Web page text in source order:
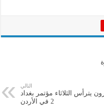
التالي
يترأس الثلاثاء مؤتمر بغداد
2 في الأردن